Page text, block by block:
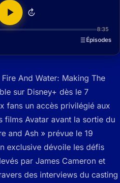
15
8:35
Épisodes
And Water: Making The
sur Disney+ dès le 7
fans un accès privilégié aux
films Avatar avant la sortie du
and Ash » prévue le 19
exclusive dévoile les défis
par James Cameron et
des interviews du casting